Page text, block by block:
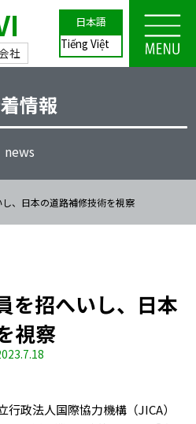
社
日本語
Tiếng Việt
情報
news
、日本の道路補修技術を視察
を招へいし、日本
視察
政法人国際協力機構（JICA）